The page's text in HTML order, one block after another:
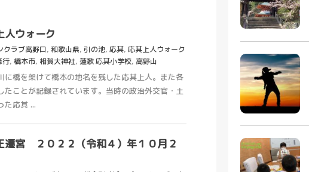
ウォーク
クラブ高野口, 和歌山県, 引の池, 応其, 応其上人ウォーク
行, 橋本市, 相賀大神社, 蓮歌 応其小学校, 高野山
橋を架けて橋本の地名を残した応其上人。また各
ことが記録されています。当時の政治外交官・土
た応其 ...
遷宮 ２０２２（令和４）年１０月２